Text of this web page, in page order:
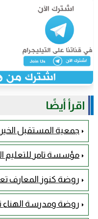
اقرأ أيضًا
جمعية المستقبل
مؤسسة تامر
روضة كنوز المعارف
روضة ومدرسة الهناء